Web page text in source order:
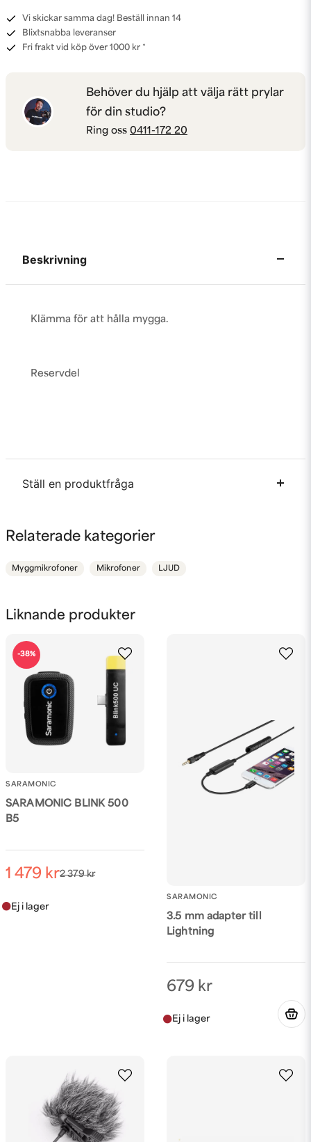
Vi skickar samma dag! Beställ innan 14
Blixtsnabba leveranser
Fri frakt vid köp över 1000 kr *
Behöver du hjälp att välja rätt prylar
för din studio?
Ring oss 0411-172 20
Liknande produkter
SARAMONIC
SARAMONIC BLINK 500
B5
2 379 kr
1 479 kr
-38%
SARAMONIC
3.5 mm adapter till
Lightning
679 kr
Beskrivning
Klämma för att hålla mygga.
Reservdel
Ställ en produktfråga
Fråga oss något om denna produkten...
email
Mejladress
Ja, ni får publicera min fråga
Relaterade kategorier
Myggmikrofoner Mikrofoner LJUD